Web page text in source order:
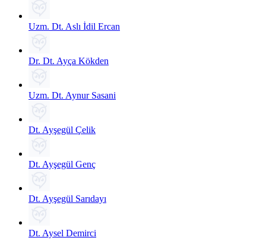
Uzm. Dt. Aslı İdil Ercan
Dr. Dt. Ayça Kökden
Uzm. Dt. Aynur Sasani
Dt. Ayşegül Çelik
Dt. Ayşegül Genç
Dt. Ayşegül Sarıdayı
Dt. Aysel Demirci